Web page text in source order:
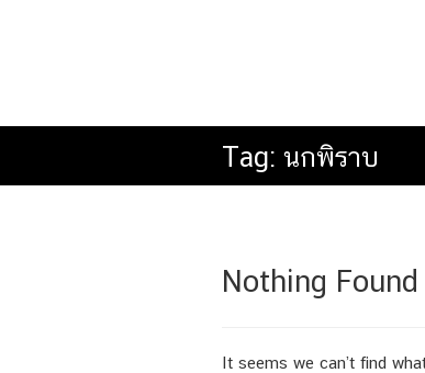
Tag: นกพิราบ
Nothing Found
It seems we can’t find